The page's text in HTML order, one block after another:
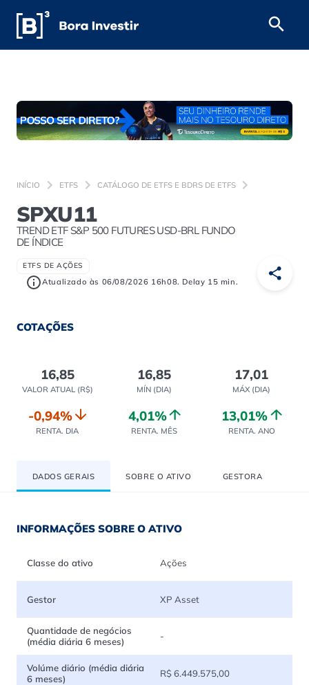
INÍCIO ETFS CATÁLOGO DE ETFS E BDRS DE ETFS
SPXU11
TREND ETF S&P 500 FUTURES USD-BRL FUNDO
DE ÍNDICE
ETFS DE AÇÕES
Atualizado às 06/08/2026 16h08. Delay 15 min.
COTAÇÕES
16,85
VALOR ATUAL (R$)
16,85
MÍN (DIA)
17,01
MÁX (DIA)
-0,94%
RENTA. DIA
4,01%
RENTA. MÊS
13,01%
RENTA. ANO
DADOS GERAIS SOBRE O ATIVO GESTORA
INFORMAÇÕES SOBRE O ATIVO
Classe do ativo Ações
Gestor XP Asset
Quantidade de negócios
(média diária 6 meses)
-
Volúme diário (média diária
6 meses)
R$ 6.449.575,00